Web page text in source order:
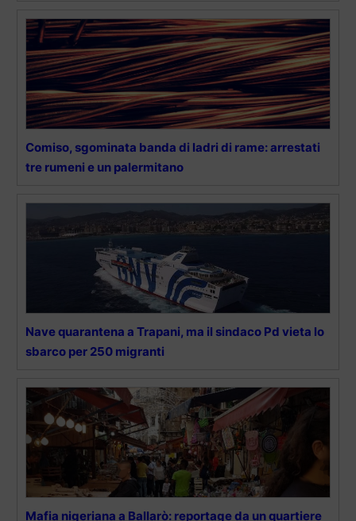
Comiso, sgominata banda di ladri di rame: arrestati
tre rumeni e un palermitano
Nave quarantena a Trapani, ma il sindaco Pd vieta lo
sbarco per 250 migranti
Mafia nigeriana a Ballarò: reportage da un quartiere